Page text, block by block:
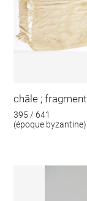
châle ; fragment
395 / 641
(époque byzantine)